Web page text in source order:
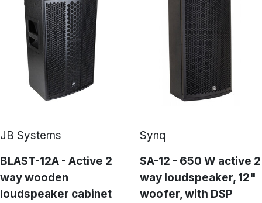
JB Systems
BLAST-12A - Active 2
way wooden
loudspeaker cabinet
Synq
SA-12 - 650 W active 2
way loudspeaker, 12"
woofer, with DSP